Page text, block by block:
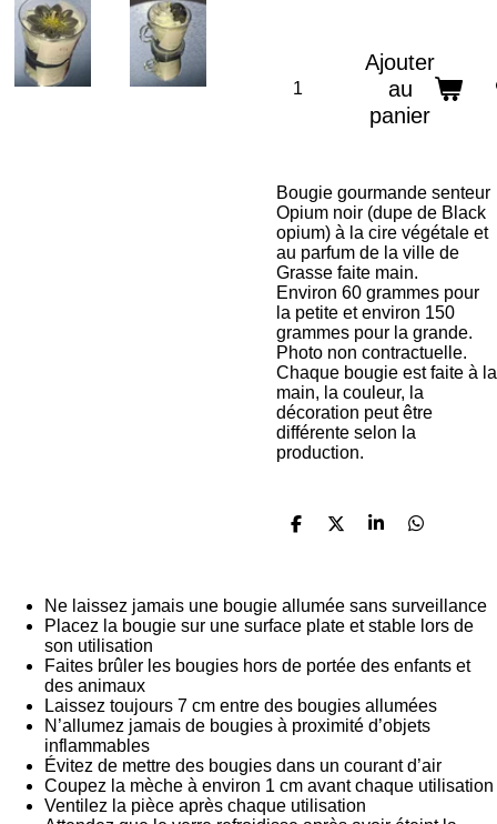
Ajouter
au
panier
Bougie gourmande senteur
Opium noir (dupe de Black
opium) à la cire végétale et
au parfum de la ville de
Grasse faite main.
Environ 60 grammes pour
la petite et environ 150
grammes pour la grande.
Photo non contractuelle.
Chaque bougie est faite à la
main, la couleur, la
décoration peut être
différente selon la
production.
P
a
g
e
P
a
g
e
P
a
g
e
P
a
g
e
r
Ne laissez jamais une bougie allumée sans surveillance
Placez la bougie sur une surface plate et stable lors de
son utilisation
Faites brûler les bougies hors de portée des enfants et
des animaux
Laissez toujours 7 cm entre des bougies allumées
N’allumez jamais de bougies à proximité d’objets
inflammables
Évitez de mettre des bougies dans un courant d’air
Coupez la mèche à environ 1 cm avant chaque utilisation
Ventilez la pièce après chaque utilisation